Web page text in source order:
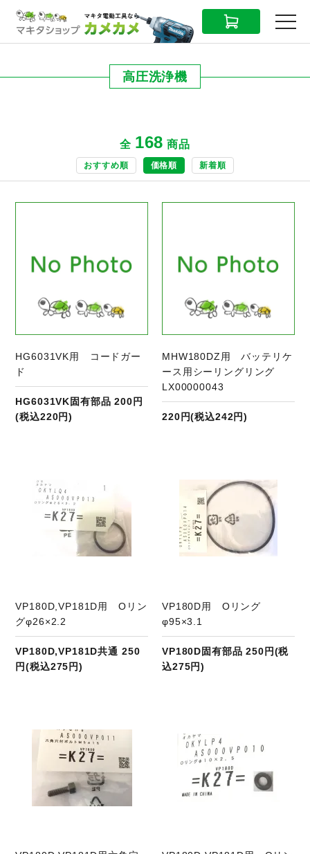
CART MENU
高圧洗浄機
全 168 商品
おすすめ順 価格順 新着順
HG6031VK用 コードガー
ド
HG6031VK固有部品 200円
(税込220円)
MHW180DZ用 バッテリケ
ース用シーリングリング
LX00000043
220円(税込242円)
VP180D,VP181D用 Oリン
グφ26×2.2
VP180D,VP181D共通 250
円(税込275円)
VP180D用 Oリング
φ95×3.1
VP180D固有部品 250円(税
込275円)